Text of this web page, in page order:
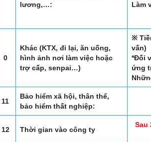
lương,…:
Làm
0
Khác (KTX, đi lại, ăn uống,
hình ảnh nơi làm việc hoặc
trợ cấp, senpai…)
※
vấn)
*Đối
ứng
11
Bảo hiểm xã hội, thân thể,
bảo hiểm thất nghiệp:
12 Thời gian vào công ty
Sau